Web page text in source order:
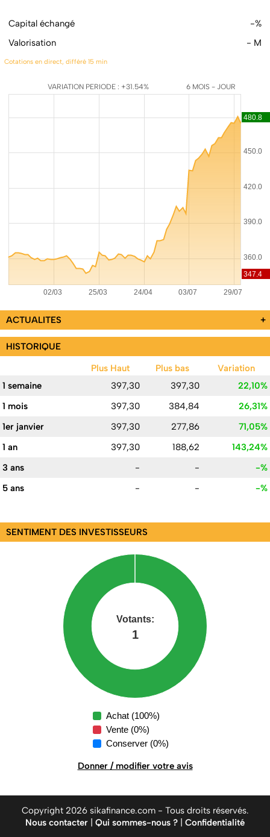
Capital échangé
-%
Valorisation
- M
Cotations en direct, différé 15 min
VARIATION PERIODE : +31.54% 6 MOIS - JOUR
ACTUALITES +
HISTORIQUE
Plus Haut
Plus bas
Variation
1 semaine
397,30 397,30
22,10%
1 mois
397,30 384,84
26,31%
1er janvier
397,30 277,86
71,05%
1 an
397,30 188,62
143,24%
3 ans
- -
-%
5 ans
- - -%
SENTIMENT DES INVESTISSEURS
Achat (100%)
Vente (0%)
Conserver (0%)
Donner / modifier votre avis
Copyright 2026 sikafinance.com - Tous droits réservés.
Nous contacter
Qui sommes-nous ? Confidentialité